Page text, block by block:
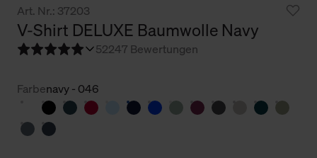
Art. Nr.: 37203
V-Shirt DELUXE Baumwolle Navy
52247 Bewertungen
Farbenavy - 046